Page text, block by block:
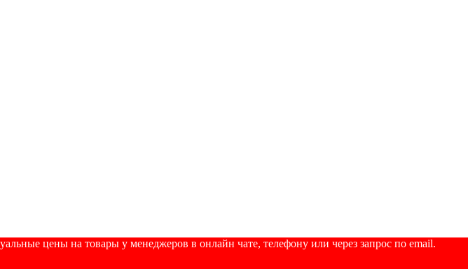
цены на товары у менеджеров в онлайн чате, телефону или через запрос по email.